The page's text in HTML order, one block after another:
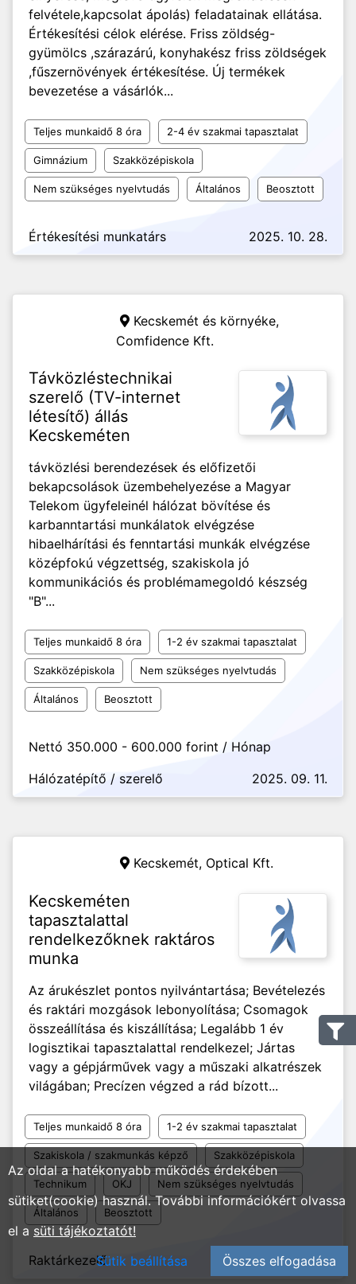
felvétele,kapcsolat ápolás) feladatainak ellátása.
Értékesítési célok elérése. Friss zöldség-
gyümölcs ,szárazárú, konyhakész friss zöldségek
,fűszernövények értékesítése. Új termékek
bevezetése a vásárlók...
Teljes munkaidő 8 óra 2-4 év szakmai tapasztalat
Gimnázium Szakközépiskola
Nem szükséges nyelvtudás Általános Beosztott
Értékesítési munkatárs 2025. 10. 28.
Kecskemét és környéke,
Comfidence Kft.
Távközléstechnikai
szerelő (TV-internet
létesítő) állás
Kecskeméten
távközlési berendezések és előfizetői
bekapcsolások üzembehelyezése a Magyar
Telekom ügyfeleinél hálózat bövítése és
karbanntartási munkálatok elvégzése
hibaelhárítási és fenntartási munkák elvégzése
középfokú végzettség, szakiskola jó
kommunikációs és problémamegoldó készség
"B"...
Teljes munkaidő 8 óra 1-2 év szakmai tapasztalat
Szakközépiskola Nem szükséges nyelvtudás
Általános Beosztott
Nettó 350.000 - 600.000 forint / Hónap
Hálózatépítő / szerelő
2025. 09. 11.
Kecskemét, Optical Kft.
Kecskeméten
tapasztalattal
rendelkezőknek raktáros
munka
Az árukészlet pontos nyilvántartása; Bevételezés
és raktári mozgások lebonyolítása; Csomagok
összeállítása és kiszállítása; Legalább 1 év
logisztikai tapasztalattal rendelkezel; Jártas
vagy a gépjárművek vagy a műszaki alkatrészek
világában; Precízen végzed a rád bízott...
Teljes munkaidő 8 óra 1-2 év szakmai tapasztalat
Szakiskola / szakmunkás képző Szakközépiskola
Technikum OKJ Nem szükséges nyelvtudás
Általános Beosztott
Raktárkezelő 2025. 08. 22.
Az oldal a hatékonyabb működés érdekében
sütiket(cookie) használ. További információkért olvassa
el a süti tájékoztatót!
Sütik beállítása
Összes elfogadása